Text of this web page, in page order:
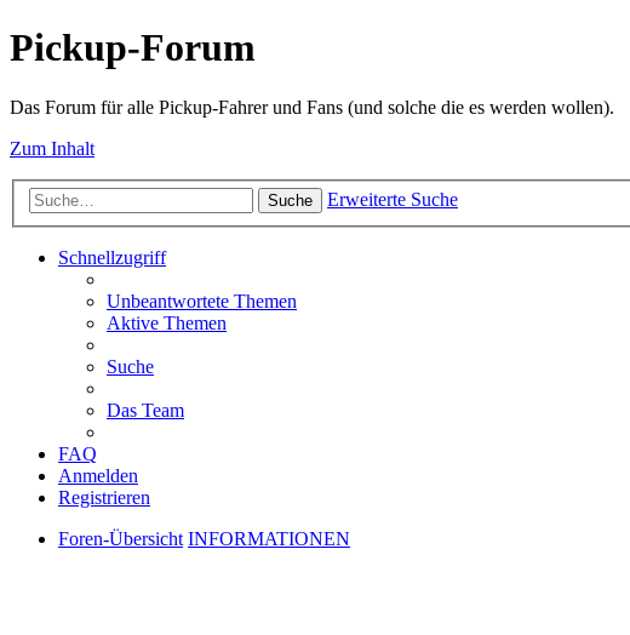
Pickup-Forum
Das Forum für alle Pickup-Fahrer und Fans (und solche die es werden wollen).
Zum Inhalt
Suche Erweiterte Suche
Schnellzugriff
Unbeantwortete Themen
Aktive Themen
Suche
Das Team
FAQ
Anmelden
Registrieren
Foren-Übersicht INFORMATIONEN